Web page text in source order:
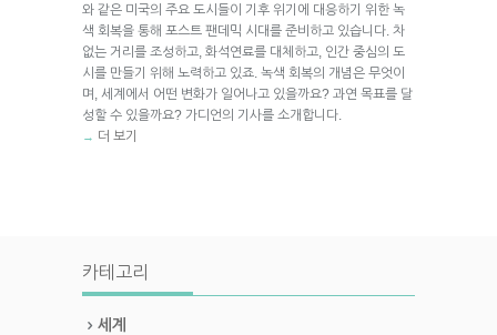
와 같은 미국의 주요 도시들이 기후 위기에 대응하기 위한 녹
색 회복을 통해 포스트 팬데믹 시대를 준비하고 있습니다. 차
없는 거리를 조성하고, 화석연료를 대체하고, 인간 중심의 도
시를 만들기 위해 노력하고 있죠. 녹색 회복의 개념은 무엇이
며, 세계에서 어떤 변화가 일어나고 있을까요? 과연 목표를 달
성할 수 있을까요? 가디언의 기사를 소개합니다.
→ 더 보기
카테고리
세계